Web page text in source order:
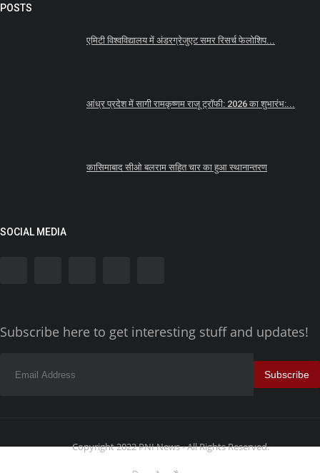
POSTS
एमिटी विश्वविद्यालय में अंडरग्रेजुएट समर रिसर्च फेलोशिप...
आंध्र प्रदेश में सागी रामकृष्णम राजू ट्रॉफी: 2026 का शुभारंभ:...
कासिमाबाद सीओ बलराम सहित चार का हुआ स्थानान्तरण
SOCIAL MEDIA
Subscribe here to get interesting stuff and updates!
Subscribe
Copyright 2022 PNI News - All Rights Reserved.